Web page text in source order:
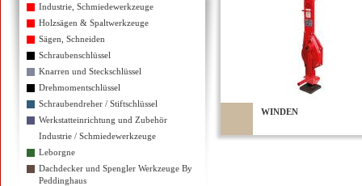
Industrie, Schmiedewerkzeuge
Holzsägen & Spaltwerkzeuge
Sägen, Schneiden
Schraubenschlüssel
Knarren und Steckschlüssel
Drehmomentschlüssel
Schraubendreher / Stiftschlüssel
Werkstatteinrichtung und Zubehör
Industrie / Schmiedewerkzeuge
Leborgne
Dachdecker und Spengler Werkzeuge By
Peddinghaus
WINDEN